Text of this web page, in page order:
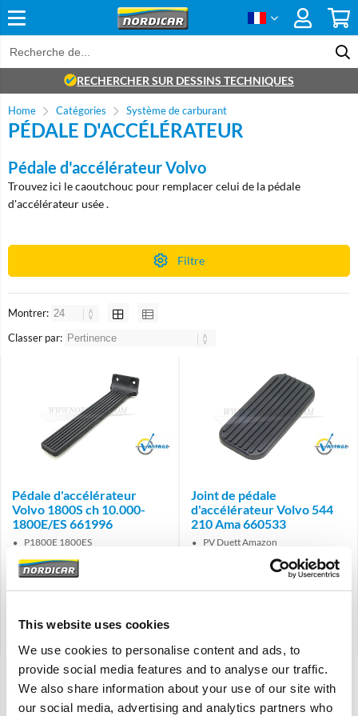
This website uses cookies
We use cookies to personalise content and ads, to
provide social media features and to analyse our traffic.
We also share information about your use of our site with
our social media, advertising and analytics partners who
RECHERCHER SUR DESSINS TECHNIQUES
Home Catégories Système de carburant
PÉDALE D'ACCÉLÉRATEUR
Pédale d'accélérateur Volvo
Trouvez ici le caoutchouc pour remplacer celui de la pédale
d'accélérateur usée .
Filtre
Montrer:
Classer par:
Brand
Pédale d'accélérateur
Volvo 1800S ch 10.000-
1800E/ES 661996
P1800E 1800ES
€34,50
€28,51Excl. TVA
Brand
Joint de pédale
d'accélérateur Volvo 544
210 Ama 660533
PV Duett Amazon
€7,44Excl. TVA
Montrer:
Classer par: